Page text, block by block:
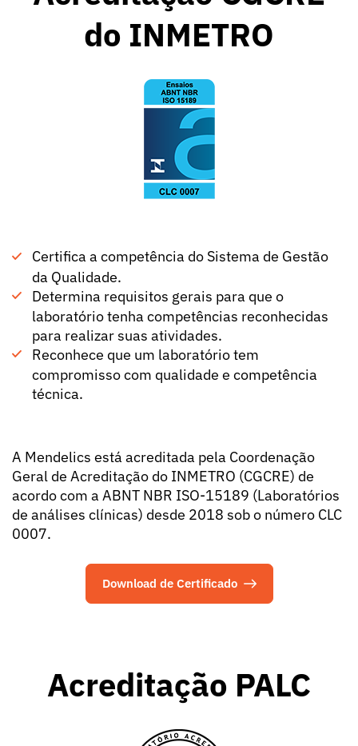
do INMETRO
Certifica a competência do Sistema de Gestão
da Qualidade.
Determina requisitos gerais para que o
laboratório tenha competências reconhecidas
para realizar suas atividades.
Reconhece que um laboratório tem
compromisso com qualidade e competência
técnica.
A Mendelics está acreditada pela Coordenação
Geral de Acreditação do INMETRO (CGCRE) de
acordo com a ABNT NBR ISO-15189 (Laboratórios
de análises clínicas) desde 2018 sob o número CLC
0007.
Download de Certificado
Acreditação PALC